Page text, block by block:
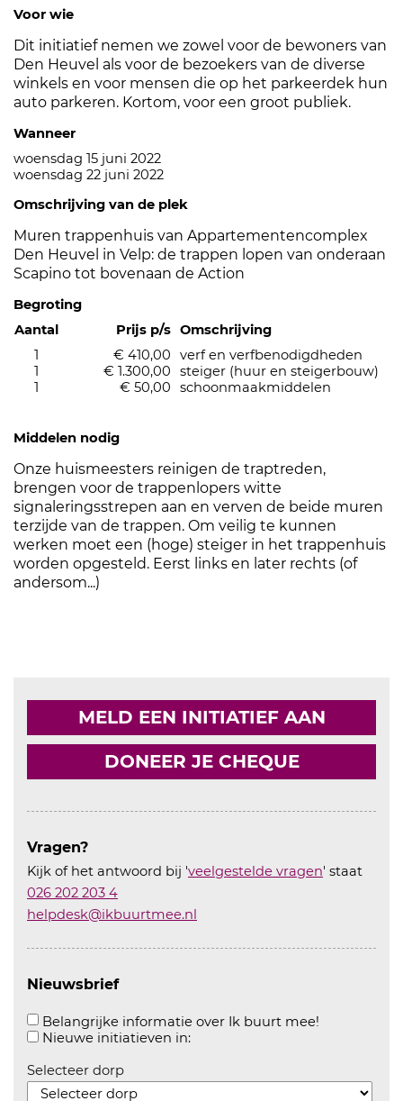
Voor wie
Dit initiatief nemen we zowel voor de bewoners van
Den Heuvel als voor de bezoekers van de diverse
winkels en voor mensen die op het parkeerdek hun
auto parkeren. Kortom, voor een groot publiek.
Wanneer
woensdag 15 juni 2022
woensdag 22 juni 2022
Omschrijving van de plek
Muren trappenhuis van Appartementencomplex
Den Heuvel in Velp: de trappen lopen van onderaan
Scapino tot bovenaan de Action
Begroting
Aantal
Prijs p/s Omschrijving
1
€ 410,00
verf en verfbenodigdheden
1
€ 1.300,00
steiger (huur en steigerbouw)
1
€ 50,00 schoonmaakmiddelen
Middelen nodig
Onze huismeesters reinigen de traptreden,
brengen voor de trappenlopers witte
signaleringsstrepen aan en verven de beide muren
terzijde van de trappen. Om veilig te kunnen
werken moet een (hoge) steiger in het trappenhuis
worden opgesteld. Eerst links en later rechts (of
andersom...)
MELD EEN INITIATIEF AAN
DONEER JE CHEQUE
Vragen?
Kijk of het antwoord bij 'veelgestelde vragen' staat
026 202 203 4
helpdesk@ikbuurtmee.nl
Nieuwsbrief
Belangrijke informatie over Ik buurt mee!
Nieuwe initiatieven in:Aanvinken om informatie over
Selecteer dorp